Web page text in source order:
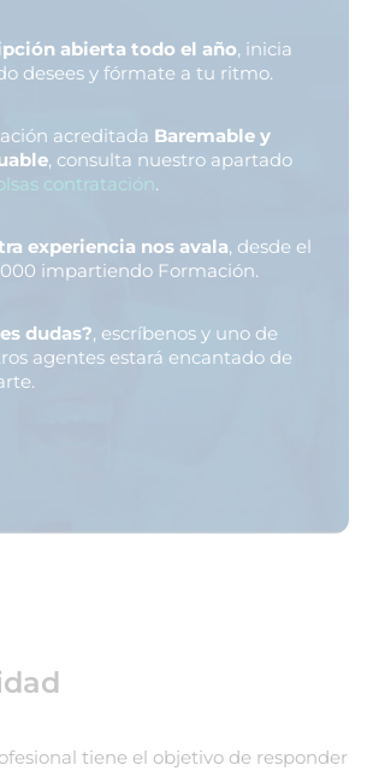
abierta todo el año, inicia
desees y fórmate a tu ritmo.
acreditada Baremable y
, consulta nuestro apartado
contratación.
experiencia nos avala, desde el
impartiendo Formación.
dudas?, escríbenos y uno de
agentes estará encantado de
tiene el objetivo de responder